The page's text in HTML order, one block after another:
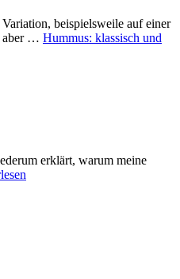
beispielsweile auf einer
aber … Hummus: klassisch und
erklärt, warum meine